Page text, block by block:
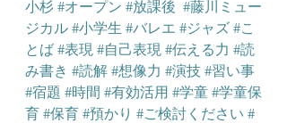
小杉 #オープン #放課後 #藤川ミュー
ジカル #小学生 #バレエ #ジャズ #こ
とば #表現 #自己表現 #伝える力 #読
み書き #読解 #想像力 #演技 #習い事
#宿題 #時間 #有効活用 #学童 #学童保
育 #保育 #預かり #ご検討ください #